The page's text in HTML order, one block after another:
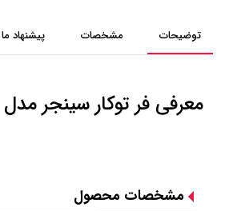
توضیحات مشخصات پیشنهاد ما
معرفی فر توکار سینجر مدل 8633EA
مشخصات محصول